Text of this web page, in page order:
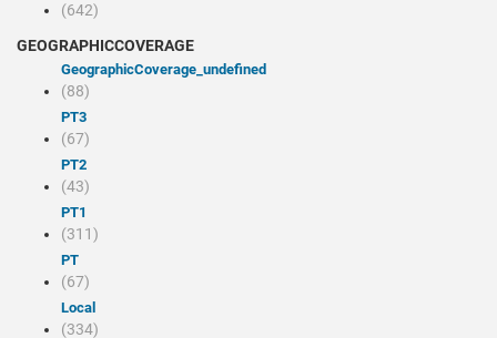
(642)
GEOGRAPHICCOVERAGE
geographicCoverage_undefined
(88)
PT3
(67)
PT2
(43)
PT1
(311)
PT
(67)
Local
(334)